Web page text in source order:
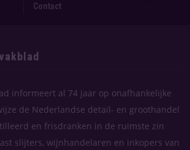
Contact
informeert al 74 jaar op onafhankelijke
de Nederlandse detail- en groothandel
en frisdranken in de ruimste zin
slijters, wijnhandelaren en inkopers van